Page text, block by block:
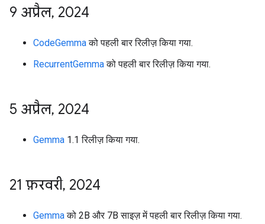
9 अप्रैल, 2024
CodeGemmaको पहली बार रिलीज़ किया गया.
RecurrentGemmaको पहली बार रिलीज़ किया गया.
5 अप्रैल, 2024
Gemma 1.1 रिलीज़ किया गया.
21 फ़रवरी, 2024
Gemmaको 2B और 7B साइज़ में पहली बार रिलीज़ किया गया.